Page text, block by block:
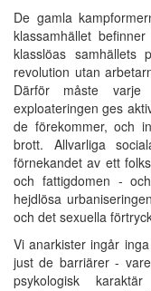
De gamla
klassamhället
klasslöas samhällets
revolution utan
Därför måste
exploateringen ges
de förekommer, och
brott. Allvarliga
förnekandet av ett
och fattigdomen -
hejdlösa
och det sexuella
Vi anarkister ingår
just de barriärer -
psykologisk